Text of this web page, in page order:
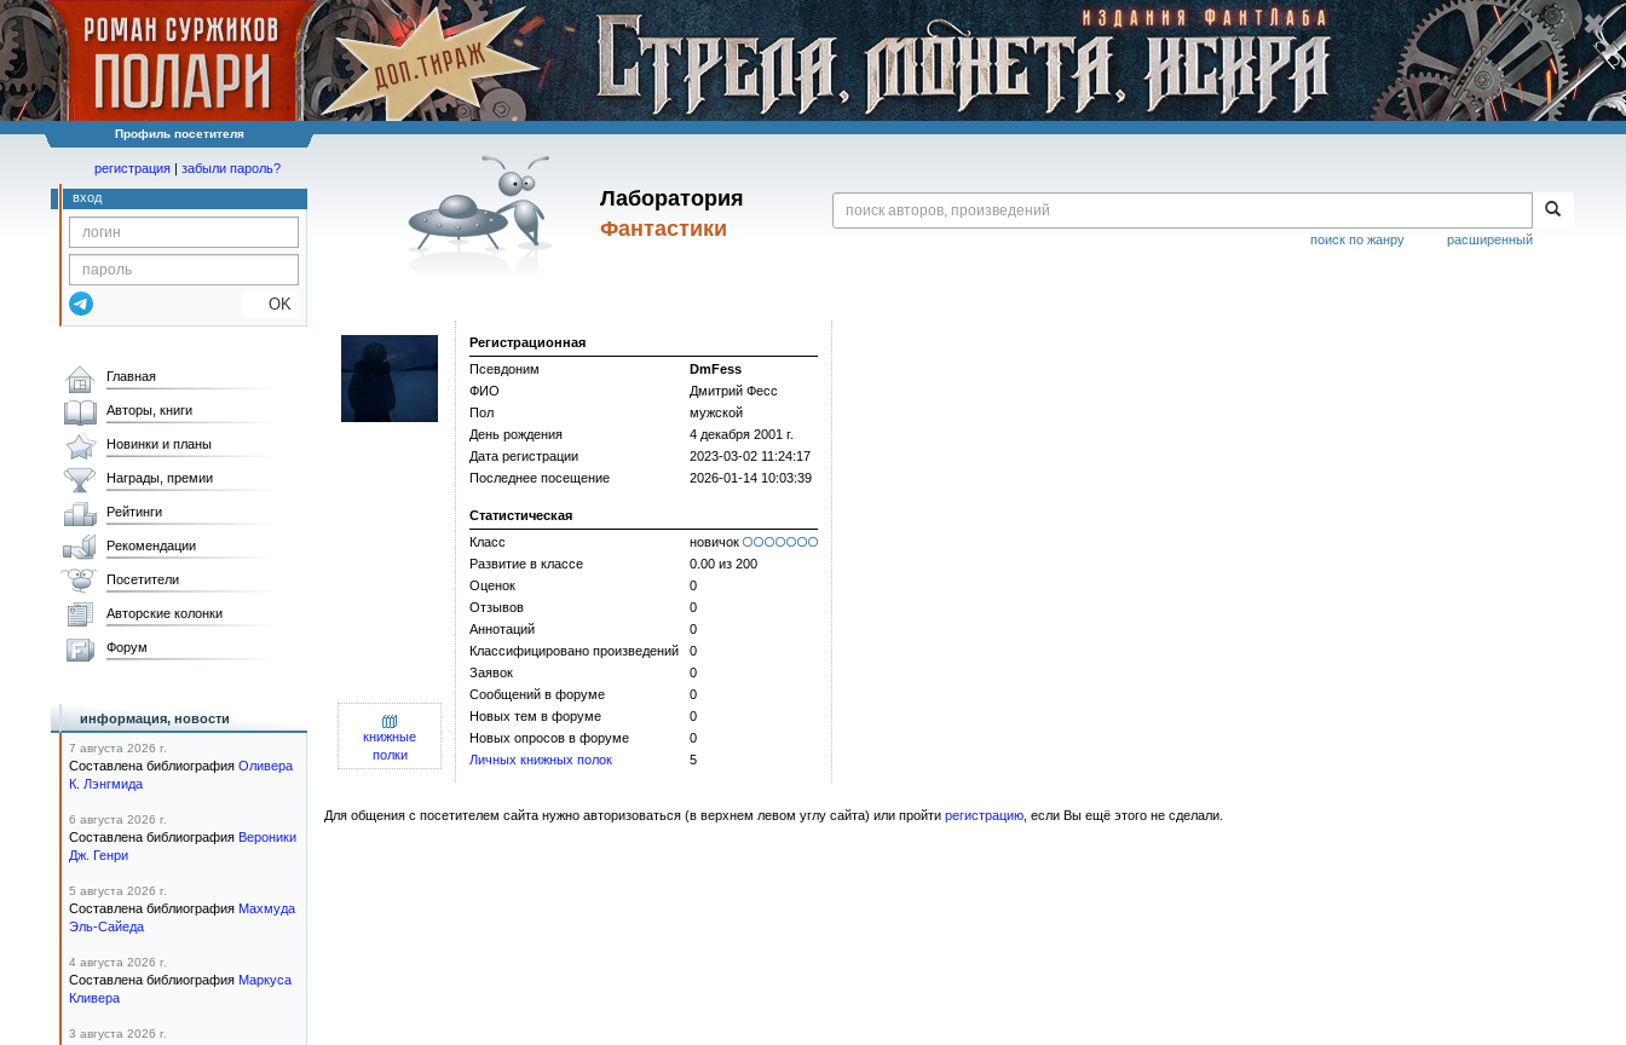
Профиль посетителя
Лаборатория
Фантастики
расширенный
поиск по жанру
регистрация | забыли пароль?
вход
OK
Регистрационная
Псевдоним
DmFess
ФИО
Дмитрий Фесс
Пол
мужской
День рождения
4 декабря 2001 г.
Дата регистрации
2023-03-02 11:24:17
Последнее посещение
2026-01-14 10:03:39
Статистическая
Класс
новичок
Развитие в классе
0.00 из 200
Оценок
0
Отзывов
0
Аннотаций
0
Классифицировано произведений
0
Заявок
0
Сообщений в форуме
0
Новых тем в форуме
0
Новых опросов в форуме
0
Личных книжных полок
5
книжные
полки
Для общения с посетителем сайта нужно авторизоваться (в верхнем левом углу сайта) или пройти регистрацию , если Вы ещё этого не сделали.
Главная
Авторы, книги
Новинки и планы
Награды, премии
Рейтинги
Рекомендации
Посетители
Авторские колонки
Форум
информация, новости
7 августа 2026 г.
Составлена библиография Оливера
К. Лэнгмида
6 августа 2026 г.
Составлена библиография Вероники
Дж. Генри
5 августа 2026 г.
Составлена библиография Махмуда
Эль-Сайеда
4 августа 2026 г.
Составлена библиография Маркуса
Кливера
3 августа 2026 г.